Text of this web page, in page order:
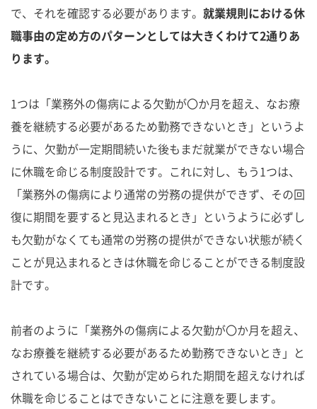
で、それを確認する必要があります。 就業規則における休
職事由の定め方のパターンとしては大きくわけて2通りあ
ります。
1つは「業務外の傷病による欠勤が〇か月を超え、なお療
養を継続する必要があるため勤務できないとき」というよ
うに、欠勤が一定期間続いた後もまだ就業ができない場合
に休職を命じる制度設計です。これに対し、もう1つは、
「業務外の傷病により通常の労務の提供ができず、その回
復に期間を要すると見込まれるとき」というように必ずし
も欠勤がなくても通常の労務の提供ができない状態が続く
ことが見込まれるときは休職を命じることができる制度設
計です。
前者のように「業務外の傷病による欠勤が〇か月を超え、
なお療養を継続する必要があるため勤務できないとき」と
されている場合は、欠勤が定められた期間を超えなければ
休職を命じることはできないことに注意を要します。